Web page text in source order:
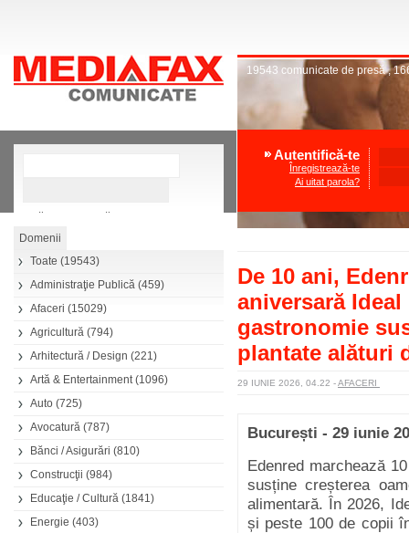
Căutare avansată
Toate (19543)
Administraţie Publică (459)
Afaceri (15029)
Agricultură (794)
Arhitectură / Design (221)
Artă & Entertainment(1096)
Auto (725)
Avocatură (787)
Bănci / Asigurări (810)
Construcţii (984)
Educaţie / Cultură (1841)
Energie (403)
19543 comunicate de presă,
Autentifică-te
Înregistrează-te
Ai uitat parola?
De 10 ani,
aniversară
gastronomie
plantate alături
29 IUNIE 2026, 04.22 -AFACERI
București - 29 iunie
Edenred marchează
susține creșterea
alimentară. În 2026,
și peste 100 de copii